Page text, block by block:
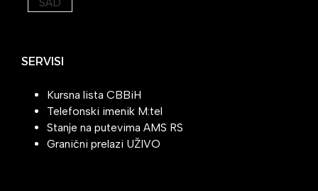
SERVISI
Kursna lista CBBiH
Telefonski imenik M:tel
Stanje na putevima AMS RS
Granični prelazi UŽIVO